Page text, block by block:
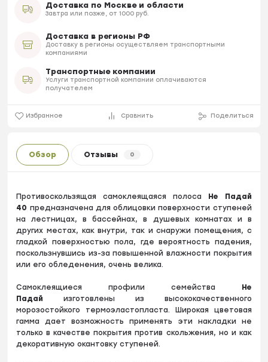
Доставка по Москве и области
Завтра или позже, от 1000 руб.
Доставка в регионы РФ
Доставку в регионы осуществляем транспортными
компаниями
Транспортные компании
Услуги транспортной компании оплачиваются
получателем
Избранное Сравнить Поделиться
Обзор Отзывы 0
Противоскользящая самоклеящаяся полоса
Не Падай
40 предназначена для облицовки поверхности ступеней
на лестницах, в бассейнах, в душевых комнатах и в
других местах, как внутри, так и снаружи помещения, с
гладкой поверхностью пола, где вероятность падения,
поскользнувшись из-за повышенной влажности покрытия
или его обледенения, очень велика.
Cамоклеящиеся профили семейства
Не
Падай
изготовлены из высококачественного
морозостойкого термоэластопласта. Широкая цветовая
гамма дает возможность применять эти накладки не
только в качестве покрытия против скольжения, но и как
декоративную окантовку ступеней.